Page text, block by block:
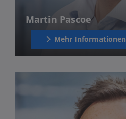
Martin Pascoe
Mehr Informationen